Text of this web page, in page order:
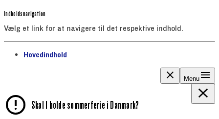
Indholdsnavigation
Vælg et link for at navigere til det respektive indhold.
gå til
Hovedindhold
Menu
Skal I holde sommerferie i Danmark?